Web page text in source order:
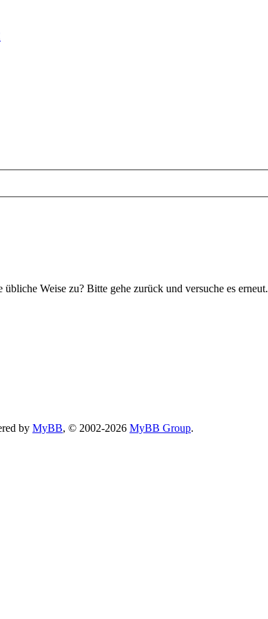
Weise zu? Bitte gehe zurück und versuche es erneut.
by MyBB, © 2002-2026 MyBB Group.